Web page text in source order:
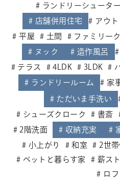
ランドリーシューター
店舗併用住宅
アウ
平屋
土間 ファミリー
ヌック
造作風呂
テラス
4LDK 3LDK
ランドリールーム
家
ただいま手洗い
シューズクローク
書斎
2階洗面
収納充実
小上がり
和室 2世
ペットと暮らす家
薪ス
ロフ